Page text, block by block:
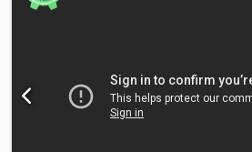
Färdbelysning - Radio - Omgående
Vinter-/snödäck ingår i leveransomfånget.
överenskommelse. Km: 107 937 HK: 125
till: 25.08.2026 Egenvikt: 2 643 kg Totalvikt: